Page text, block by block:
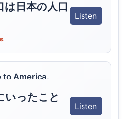
は日本の人口
Listen
to America.
いったこと
Listen